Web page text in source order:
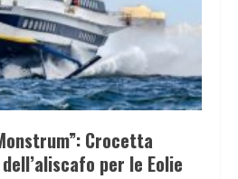
Crocetta
per le Eolie